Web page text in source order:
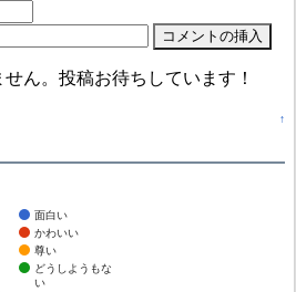
ん。投稿お待ちしています！
↑
面白い
かわいい
尊い
どうしようもな
い